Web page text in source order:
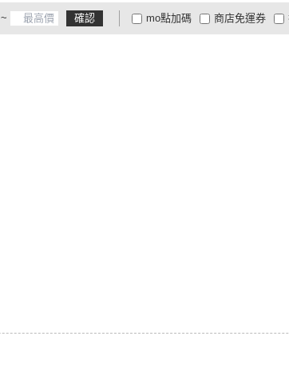
~ 確認 mo點加碼
大家電安心配
大家電快配
商店免運券